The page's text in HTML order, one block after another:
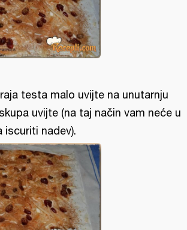
testa malo uvijte na unutarnju
uvijte (na taj način vam neće u
iscuriti nadev).